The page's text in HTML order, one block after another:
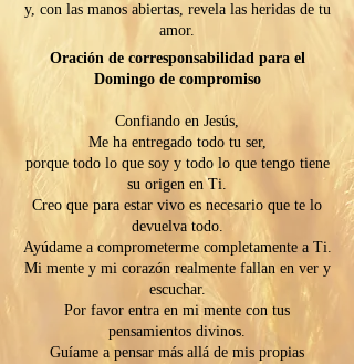
y, con las manos abiertas, revela las heridas de tu
amor.
Oración de corresponsabilidad para el
Domingo de compromiso
Confiando en Jesús,
Me ha entregado todo tu ser,
porque todo lo que soy y todo lo que tengo tiene
su origen en Ti.
Creo que para estar vivo es necesario que te lo
devuelva todo.
Ayúdame a comprometerme completamente a Ti.
Mi mente y mi corazón realmente fallan en ver y
escuchar.
Por favor entra en mi mente con tus
pensamientos divinos.
Guíame a pensar más allá de mis propias